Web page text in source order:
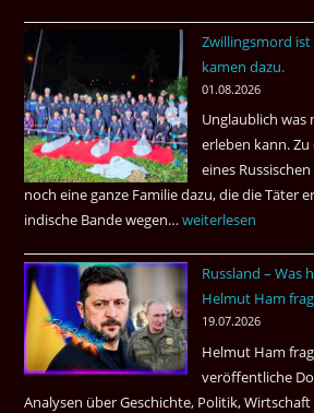
Jahren,
ist
der
Mörder
wieder
frei
?
Zwillingsmord
kamen dazu.
01.08.2026
Unglaublich was
erleben kann.
eines
noch eine ganze Familie dazu, die die Täter
indische Bande wegen…Zwillingsmord
aufgeklärt
3
Tote
kamen
dazu.
weiterlesen
Russland – Was
Helmut Ham
19.07.2026
Helmut Ham
veröffentliche
Analysen über Geschichte, Politik,